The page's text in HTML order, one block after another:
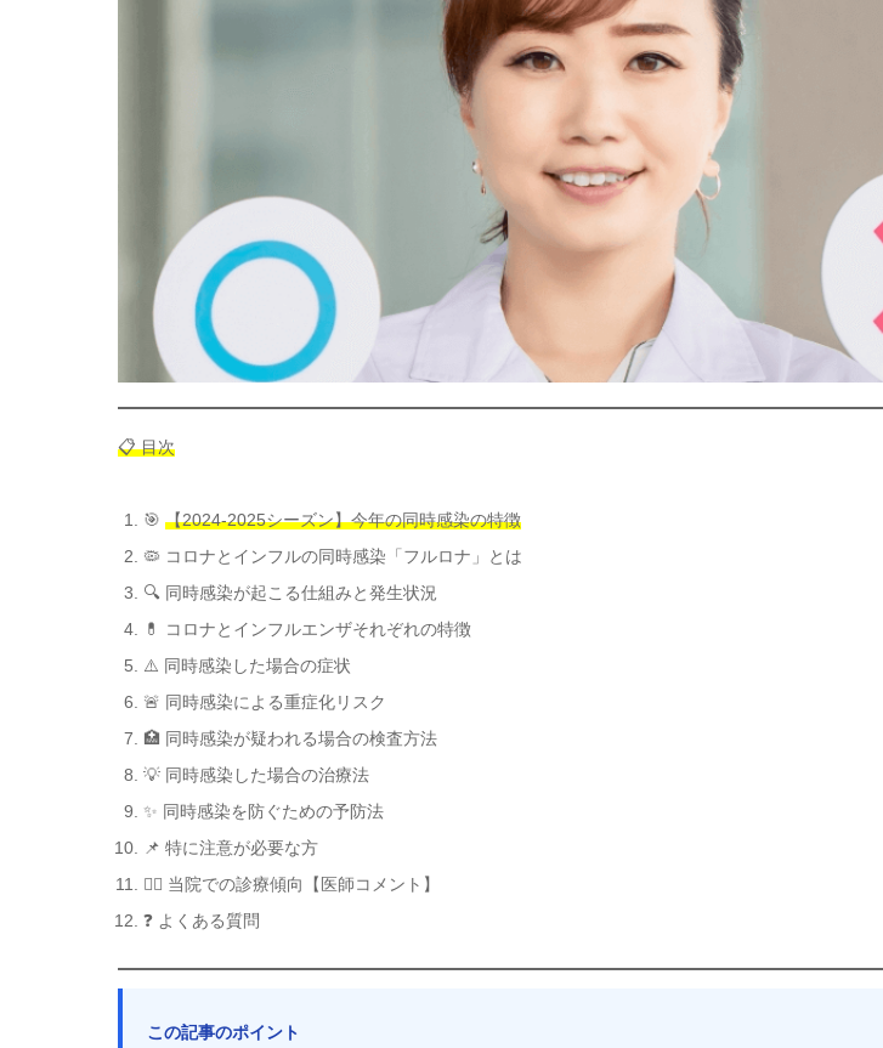
📋 目次
🎯 【2024-2025シーズン】今年の同時感染の特徴
🦠 コロナとインフルの同時感染「フルロナ」とは
🔍 同時感染が起こる仕組みと発生状況
💊 コロナとインフルエンザそれぞれの特徴
⚠️ 同時感染した場合の症状
🚨 同時感染による重症化リスク
🏥 同時感染が疑われる場合の検査方法
💡 同時感染した場合の治療法
✨ 同時感染を防ぐための予防法
📌 特に注意が必要な方
👨‍⚕️ 当院での診療傾向【医師コメント】
❓ よくある質問
この記事のポイント